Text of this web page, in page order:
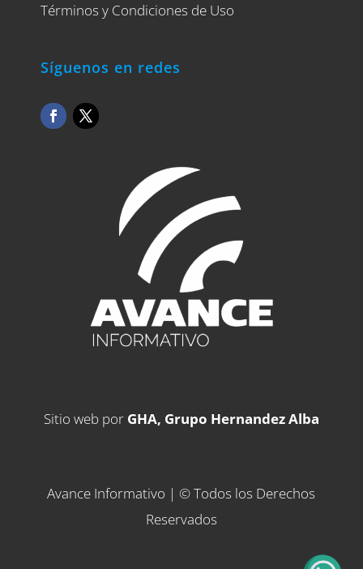
Términos y Condiciones de Uso
Síguenos en redes
Sitio web por GHA, Grupo Hernandez Alba
Avance Informativo | © Todos los Derechos
Reservados